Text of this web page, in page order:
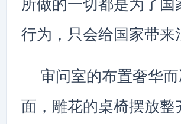
所做的一切都是为了
行为，只会给国家带来
审问室的布置奢华
面，雕花的桌椅摆放